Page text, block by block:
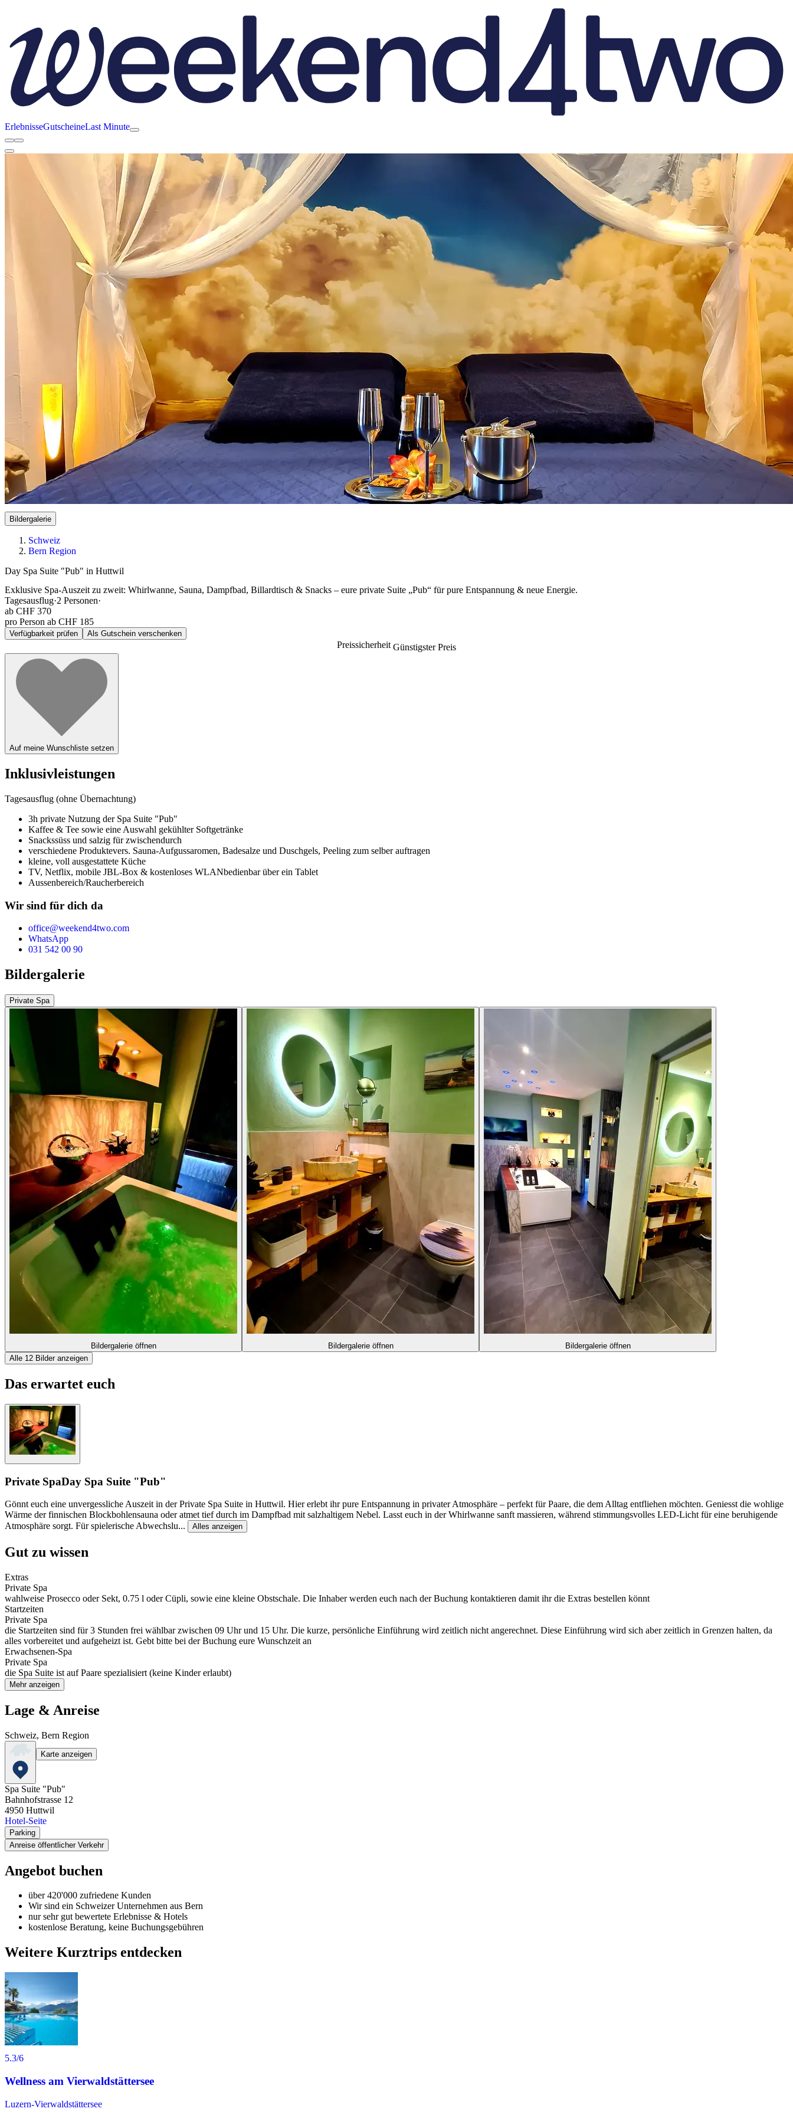
ErlebnisseGutscheineLast Minute
Bildergalerie
Schweiz
Bern Region
Day Spa Suite "Pub" in Huttwil
Exklusive Spa-Auszeit zu zweit: Whirlwanne, Sauna, Dampfbad, Billardtisch & Snacks – eure private Suite „Pub“ für pure Entspannung & neue Energie.
Tagesausflug·2 Personen·
ab CHF 370
pro Person ab CHF 185
Verfügbarkeit prüfen Als Gutschein verschenken
Preissicherheit Günstigster Preis
Auf meine Wunschliste setzen
Inklusivleistungen
Tagesausflug (ohne Übernachtung)
3h private Nutzung der Spa Suite "Pub"
Kaffee & Tee sowie eine Auswahl gekühlter Softgetränke
Snackssüss und salzig für zwischendurch
verschiedene Produktevers. Sauna-Aufgussaromen, Badesalze und Duschgels, Peeling zum selber auftragen
kleine, voll ausgestattete Küche
TV, Netflix, mobile JBL-Box & kostenloses WLANbedienbar über ein Tablet
Aussenbereich/Raucherbereich
Wir sind für dich da
office@weekend4two.com
WhatsApp
031 542 00 90
Bildergalerie
Private Spa
Bildergalerie öffnen Bildergalerie öffnen
Bildergalerie öffnen
Alle 12 Bilder anzeigen
Das erwartet euch
Private SpaDay Spa Suite "Pub"
Gönnt euch eine unvergessliche Auszeit in der Private Spa Suite in Huttwil. Hier erlebt ihr pure Entspannung in privater Atmosphäre – perfekt für Paare, die dem Alltag entfliehen möchten. Geniesst die wohlige
Wärme der finnischen Blockbohlensauna oder atmet tief durch im Dampfbad mit salzhaltigem Nebel. Lasst euch in der Whirlwanne sanft massieren, während stimmungsvolles LED-Licht für eine beruhigende
Atmosphäre sorgt. Für spielerische Abwechslu... Alles anzeigen
Gut zu wissen
Extras
Private Spa
wahlweise Prosecco oder Sekt, 0.75 l oder Cüpli, sowie eine kleine Obstschale. Die Inhaber werden euch nach der Buchung kontaktieren damit ihr die Extras bestellen könnt
Startzeiten
Private Spa
die Startzeiten sind für 3 Stunden frei wählbar zwischen 09 Uhr und 15 Uhr. Die kurze, persönliche Einführung wird zeitlich nicht angerechnet. Diese Einführung wird sich aber zeitlich in Grenzen halten, da
alles vorbereitet und aufgeheizt ist. Gebt bitte bei der Buchung eure Wunschzeit an
Erwachsenen-Spa
Private Spa
die Spa Suite ist auf Paare spezialisiert (keine Kinder erlaubt)
Mehr anzeigen
Lage & Anreise
Schweiz, Bern Region
Karte anzeigen
Spa Suite "Pub"
Bahnhofstrasse 12
4950 Huttwil
Hotel-Seite
Parking
Anreise öffentlicher Verkehr
Angebot buchen
über 420'000 zufriedene Kunden
Wir sind ein Schweizer Unternehmen aus Bern
nur sehr gut bewertete Erlebnisse & Hotels
kostenlose Beratung, keine Buchungsgebühren
Weitere Kurztrips entdecken
5.3/6
Wellness am Vierwaldstättersee
Luzern-Vierwaldstättersee